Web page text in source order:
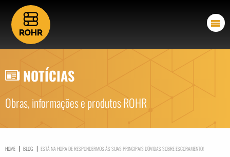
NOTÍCIAS
Obras, informações e produtos ROHR
HOME | BLOG | ESTÁ NA HORA DE RESPONDERMOS ÀS SUAS PRINCIPAIS DÚVIDAS SOBRE ESCORAMENTO!